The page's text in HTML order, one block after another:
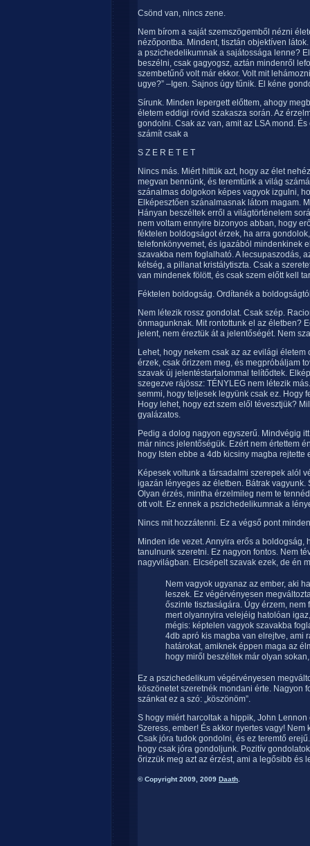
Csönd van, nincs zene.
Nem bírom a saját szemszögemből nézni
nézőpontba. Mindent, tisztán objektíven
a pszichedelikumnak a sajátossága lenne?
beszélni, csak gagyogsz, aztán mindenről
szembetűnő volt már ekkor. Volt mit
ugye?” –Igen. Sajnos úgy tűnik. El kéne
Sírunk. Minden lepergett előttem, ahogy
életem eddigi rövid szakasza során. Az
gondolni. Csak az van, amit az LSA mond.
számít csak a
S Z E R E T E T
Nincs más. Miért hittük azt, hogy az élet
megvan bennünk, és teremtünk a világ
szánalmas dolgokon képes vagyok izgulni,
Elképesztően szánalmasnak látom magam.
Hányan beszéltek erről a világtörténelem
nem voltam ennyire bizonyos abban, hogy
féktelen boldogságot érzek, ha arra
telefonkönyvemet, és igazából mindenkinek
szavakba nem foglalható. A lecsupaszodás,
kétség, a pillanat kristálytiszta. Csak a
van mindenek fölött, és csak szem előtt kell
Féktelen boldogság. Ordítanék a
Nem létezik rossz gondolat. Csak szép.
önmagunknak. Mit rontottunk el az életben?
jelent, nem éreztük át a jelentőségét. Nem
Lehet, hogy nekem csak az az evilági
érzek, csak őrizzem meg, és megpróbáljam
szavak új jelentéstartalommal telítődtek.
szegezve rájössz: TÉNYLEG nem létezik
semmi, hogy teljesek legyünk csak ez. Hogy
Hogy lehet, hogy ezt szem elől tévesztjük?
gyalázatos.
Pedig a dolog nagyon egyszerű. Mindvégig
már nincs jelentőségük. Ezért nem értettem
hogy Isten ebbe a 4db kicsiny magba
Képesek voltunk a társadalmi szerepek alól
igazán lényeges az életben. Bátrak
Olyan érzés, mintha érzelmileg nem te
ott volt. Ez ennek a pszichedelikumnak a
Nincs mit hozzátenni. Ez a végső pont
Minden ide vezet. Annyira erős a boldogság,
tanulnunk szeretni. Ez nagyon fontos. Nem
nagyvilágban. Elcsépelt szavak ezek, de én
Nem vagyok ugyanaz az ember, aki
leszek. Ez végérvényesen
őszinte tisztaságára. Úgy érzem,
mert olyannyira velejéig hatolóan
mégis: képtelen vagyok szavakba
4db apró kis magba van elrejtve, ami
határokat, amiknek éppen maga az
hogy miről beszéltek már olyan
Ez a pszichedelikum végérvényesen
köszönetet szeretnék mondani érte. Nagyon
szánkat ez a szó: „köszönöm”.
S hogy miért harcoltak a hippik, John
Szeress, ember! És akkor nyertes vagy!
Csak jóra tudok gondolni, és ez teremtő
hogy csak jóra gondoljunk. Pozitív
őrizzük meg azt az érzést, ami a legősibb és
© Copyright 2009, 2009 Daath